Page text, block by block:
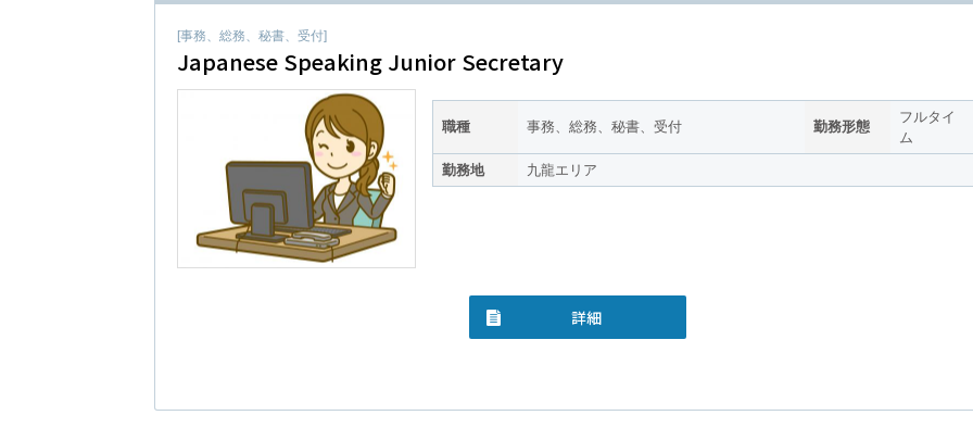
[事務、総務、秘書、受付]
Japanese Speaking Junior Secretary
職種 事務、総務、秘書、受付 勤務形態
フルタイ
ム
勤務地
九龍エリア
詳細